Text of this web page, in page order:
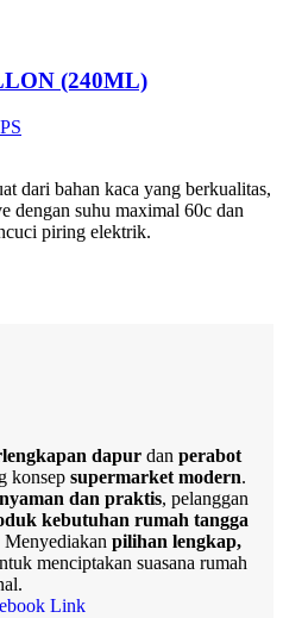
(240ML)
dari bahan kaca yang berkualitas,
dengan suhu maximal 60c dan
piring elektrik.
dapur dan perabot
konsep supermarket modern.
dan praktis, pelanggan
kebutuhan rumah tangga
Menyediakan pilihan lengkap,
menciptakan suasana rumah
Link